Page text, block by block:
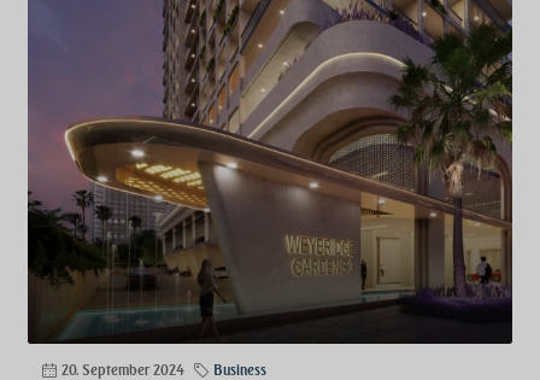
20. September 2024 Business